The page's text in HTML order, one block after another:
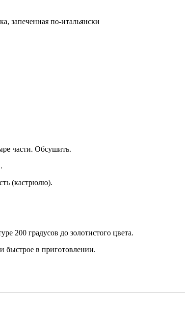
запеченная по-итальянски
части. Обсушить.
(кастрюлю).
200 градусов до золотистого цвета.
быстрое в приготовлении.